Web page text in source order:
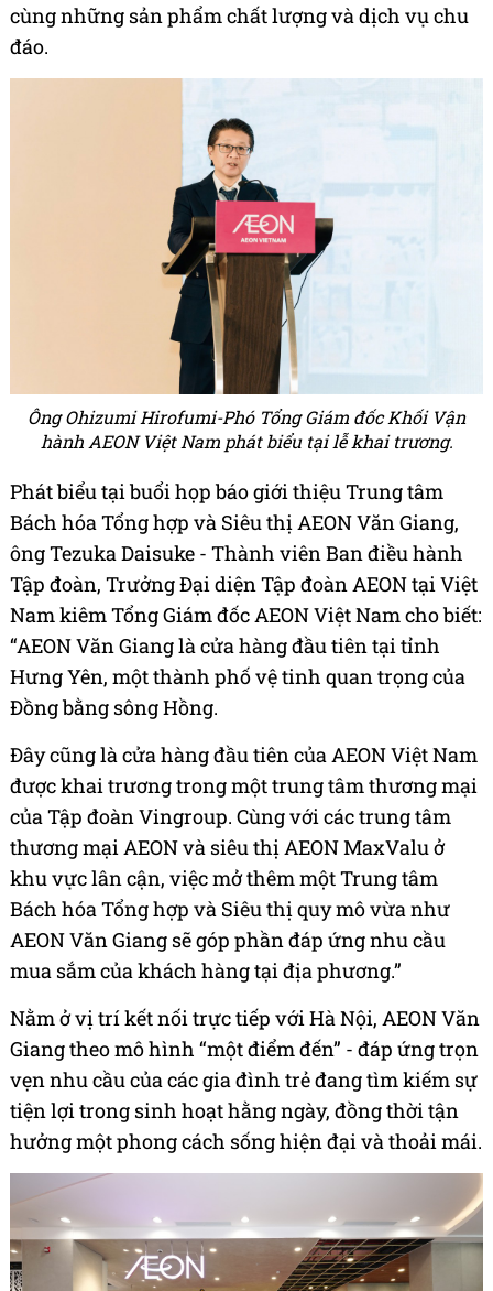
cùng những sản phẩm chất lượng và dịch vụ chu
đáo.
Ông Ohizumi Hirofumi-Phó Tổng Giám đốc Khối Vận
hành AEON Việt Nam phát biểu tại lễ khai trương.
Phát biểu tại buổi họp báo giới thiệu Trung tâm
Bách hóa Tổng hợp và Siêu thị AEON Văn Giang,
ông Tezuka Daisuke - Thành viên Ban điều hành
Tập đoàn, Trưởng Đại diện Tập đoàn AEON tại Việt
Nam kiêm Tổng Giám đốc AEON Việt Nam cho biết:
“AEON Văn Giang là cửa hàng đầu tiên tại tỉnh
Hưng Yên, một thành phố vệ tinh quan trọng của
Đồng bằng sông Hồng.
Đây cũng là cửa hàng đầu tiên của AEON Việt Nam
được khai trương trong một trung tâm thương mại
của Tập đoàn Vingroup. Cùng với các trung tâm
thương mại AEON và siêu thị AEON MaxValu ở
khu vực lân cận, việc mở thêm một Trung tâm
Bách hóa Tổng hợp và Siêu thị quy mô vừa như
AEON Văn Giang sẽ góp phần đáp ứng nhu cầu
mua sắm của khách hàng tại địa phương.”
Nằm ở vị trí kết nối trực tiếp với Hà Nội, AEON Văn
Giang theo mô hình “một điểm đến” - đáp ứng trọn
vẹn nhu cầu của các gia đình trẻ đang tìm kiếm sự
tiện lợi trong sinh hoạt hằng ngày, đồng thời tận
hưởng một phong cách sống hiện đại và thoải mái.